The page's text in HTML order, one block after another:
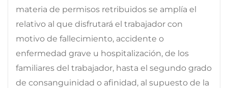
materia de permisos retribuidos se amplía el
relativo al que disfrutará el trabajador con
motivo de fallecimiento, accidente o
enfermedad grave u hospitalización, de los
familiares del trabajador, hasta el segundo grado
de consanguinidad o afinidad, al supuesto de la